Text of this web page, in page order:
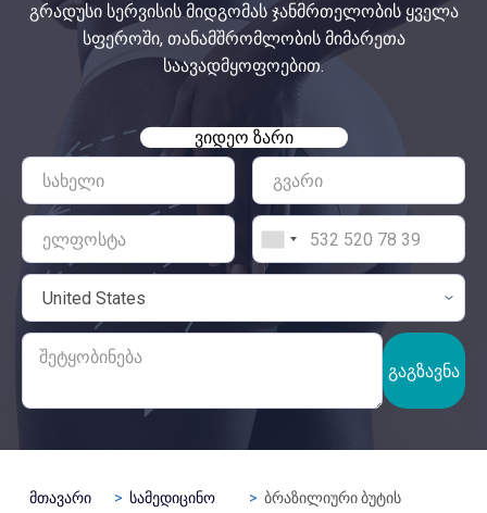
გრადუსი სერვისის მიდგომას ჯანმრთელობის ყველა
სფეროში, თანამშრომლობის მიმარეთა
საავადმყოფოებით.
ᲕᲘᲓᲔᲝ ᲖᲐᲠᲘ
ᲒᲐᲒᲖᲐᲕᲜᲐ
მთავარი
სამედიცინო
ბრაზილიური ბუტის